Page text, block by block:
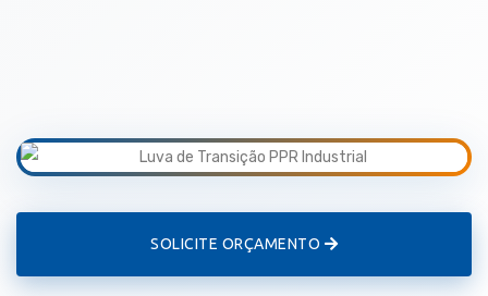
SOLICITE ORÇAMENTO